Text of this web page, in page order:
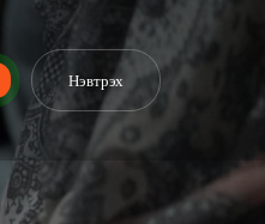
Нэвтрэх